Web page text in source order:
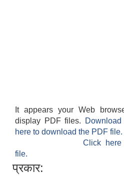
It appears your Web
display PDF files.
here to download the PDF file.
Click
file.
प्रकार: